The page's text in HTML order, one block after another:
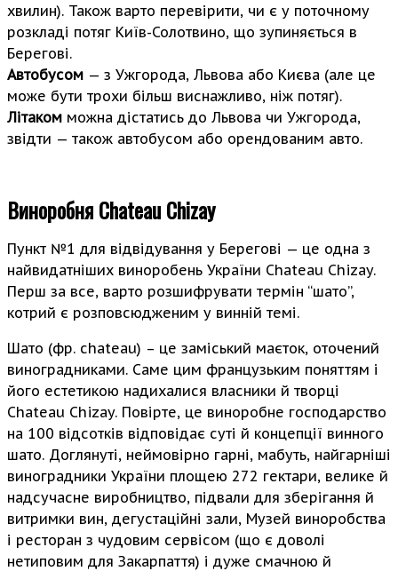
хвилин). Також варто перевірити, чи є у поточному
розкладі потяг Київ-Солотвино, що зупиняється в
Берегові.
Автобусом — з Ужгорода, Львова або Києва (але це
може бути трохи більш виснажливо, ніж потяг).
Літаком можна дістатись до Львова чи Ужгорода,
звідти — також автобусом або орендованим авто.
Виноробня Chateau Chizay
Пункт №1 для відвідування у Берегові — це одна з
найвидатніших виноробень України Chateau Chizay.
Перш за все, варто розшифрувати термін “шато”,
котрий є розповсюдженим у винній темі.
Шато (фр. chateau) – це заміський маєток, оточений
виноградниками. Саме цим французьким поняттям і
його естетикою надихалися власники й творці
Chateau Chizay. Повірте, це виноробне господарство
на 100 відсотків відповідає суті й концепції винного
шато. Доглянуті, неймовірно гарні, мабуть, найгарніші
виноградники України площею 272 гектари, велике й
надсучасне виробництво, підвали для зберігання й
витримки вин, дегустаційні зали, Музей виноробства
і ресторан з чудовим сервісом (що є доволі
нетиповим для Закарпаття) і дуже смачною й